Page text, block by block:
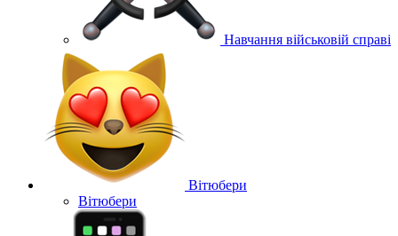
Навчання військовій справі
Вітюбери
Вітюбери